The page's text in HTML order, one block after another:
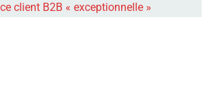
client B2B « exceptionnelle »